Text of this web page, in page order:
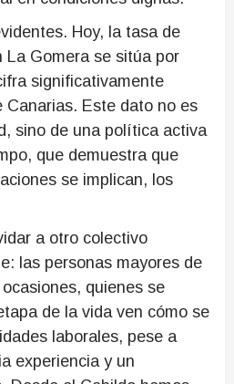
Hoy, la tasa de
La Gomera se sitúa por
significativamente
Canarias. Este dato no es
sino de una política activa
que demuestra que
se implican, los
a otro colectivo
las personas mayores de
quienes se
de la vida ven cómo se
laborales, pese a
experiencia y un